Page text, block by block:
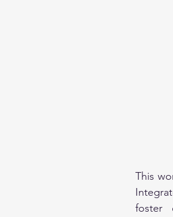
This
foster